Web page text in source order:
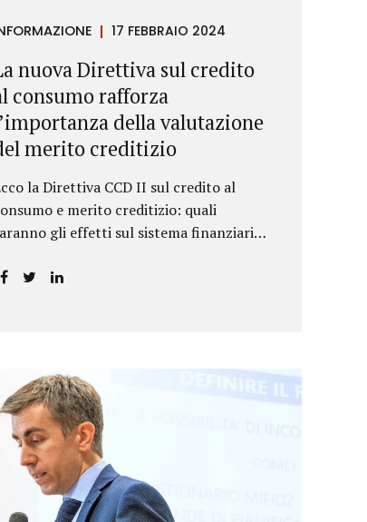
17 FEBBRAIO 2024
nuova Direttiva sul credito
consumo rafforza
della valutazione
merito creditizio
CCD II sul credito al
e merito creditizio: quali
gli effetti sul sistema finanziario e